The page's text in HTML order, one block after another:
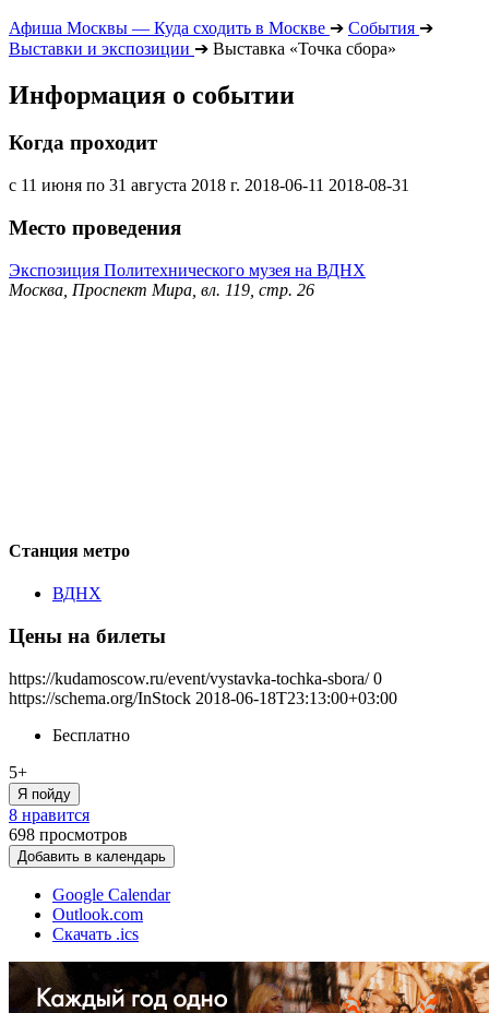
Афиша Москвы — Куда сходить в Москве ➔ События ➔
Выставки и экспозиции ➔ Выставка «Точка сбора»
Информация о событии
Когда проходит
с 11 июня по 31 августа 2018 г. 2018-06-11 2018-08-31
Место проведения
Экспозиция Политехнического музея на ВДНХ
Москва, Проспект Мира, вл. 119, стр. 26
Станция метро
ВДНХ
Цены на билеты
https://kudamoscow.ru/event/vystavka-tochka-sbora/ 0
https://schema.org/InStock 2018-06-18T23:13:00+03:00
Бесплатно
5+
Я пойду
8 нравится
698 просмотров
Добавить в календарь
Google Calendar
Outlook.com
Скачать .ics